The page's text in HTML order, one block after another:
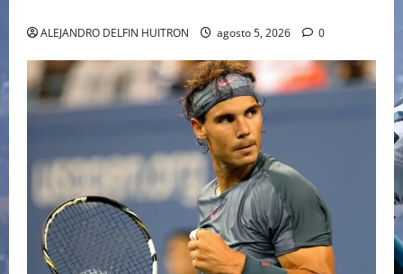
ALEJANDRO DELFIN HUITRON agosto 5, 2026 0